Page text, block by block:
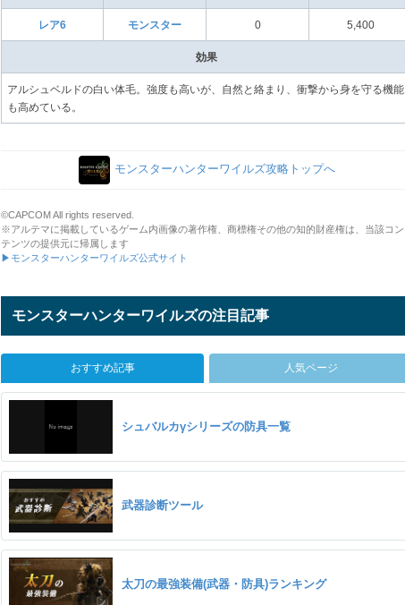
レア6 モンスター 0 5,400
効果
アルシュベルドの白い体毛。強度も高いが、自然と絡まり、衝撃から身を守る機能
も高めている。
モンスターハンターワイルズ攻略トップへ
©CAPCOM All rights reserved.
※アルテマに掲載しているゲーム内画像の著作権、商標権その他の知的財産権は、当該コン
テンツの提供元に帰属します
▶モンスターハンターワイルズ公式サイト
モンスターハンターワイルズの注目記事
おすすめ記事 人気ページ
シュバルカγシリーズの防具一覧
武器診断ツール
太刀の最強装備(武器・防具)ランキング